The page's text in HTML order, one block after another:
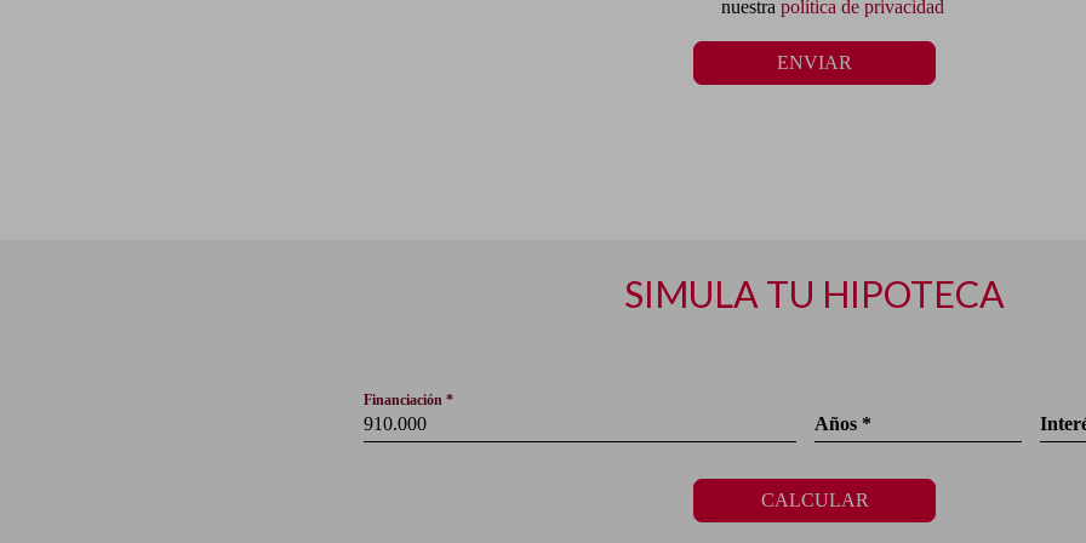
nuestra política de privacidad
ENVIAR
SIMULA TU HIPOTECA
Financiación *
Años *
CALCULAR